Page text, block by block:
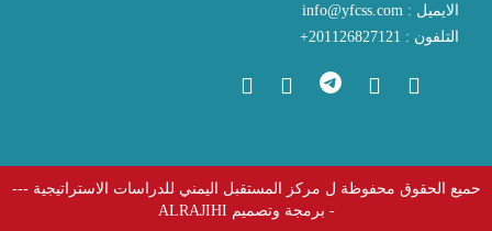
الايميل : info@yfcss.com
التلفون : 201126827121+
حميع الحقوق محفوظة ل مركز المستقبل اليمني للدراسات الاستراتيجية ---
- برمجة وتصميم ALRAJIHI